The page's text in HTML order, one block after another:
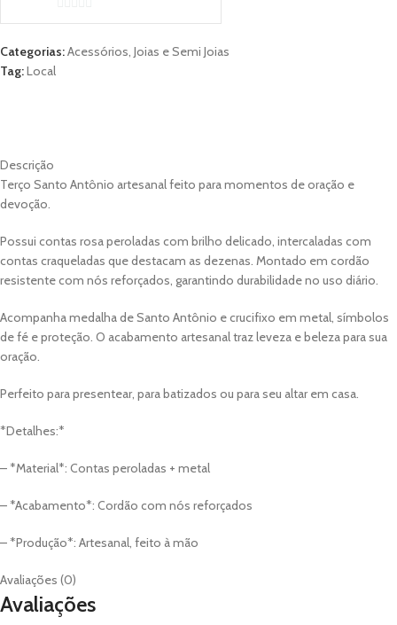
0
of
Categorias:Acessórios, Joias e Semi Joias
Tag:Local
Descrição
Terço Santo Antônio artesanal feito para momentos de oração e
devoção.
Possui contas rosa peroladas com brilho delicado, intercaladas com
contas craqueladas que destacam as dezenas. Montado em cordão
resistente com nós reforçados, garantindo durabilidade no uso diário.
Acompanha medalha de Santo Antônio e crucifixo em metal, símbolos
de fé e proteção. O acabamento artesanal traz leveza e beleza para sua
oração.
Perfeito para presentear, para batizados ou para seu altar em casa.
*Detalhes:*
– *Material*: Contas peroladas + metal
– *Acabamento*: Cordão com nós reforçados
– *Produção*: Artesanal, feito à mão
Avaliações (0)
Avaliações